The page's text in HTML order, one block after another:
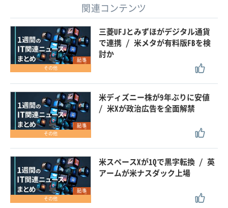
関連コンテンツ
記事
その他
三菱UFJとみずほがデジタル通貨
で連携 / 米メタが有料版FBを検
討か
記事
その他
米ディズニー株が9年ぶりに安値
/ 米Xが政治広告を全面解禁
記事
その他
米スペースXが1Qで黒字転換 / 英
アームが米ナスダック上場